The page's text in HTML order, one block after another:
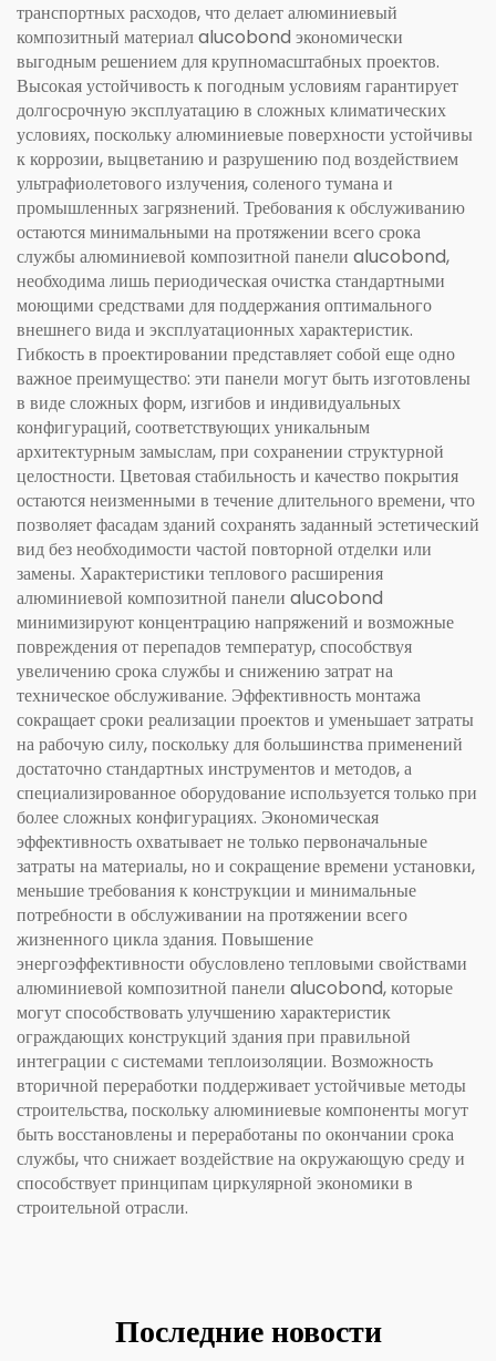
транспортных расходов, что делает алюминиевый
композитный материал alucobond экономически
выгодным решением для крупномасштабных проектов.
Высокая устойчивость к погодным условиям гарантирует
долгосрочную эксплуатацию в сложных климатических
условиях, поскольку алюминиевые поверхности устойчивы
к коррозии, выцветанию и разрушению под воздействием
ультрафиолетового излучения, соленого тумана и
промышленных загрязнений. Требования к обслуживанию
остаются минимальными на протяжении всего срока
службы алюминиевой композитной панели alucobond,
необходима лишь периодическая очистка стандартными
моющими средствами для поддержания оптимального
внешнего вида и эксплуатационных характеристик.
Гибкость в проектировании представляет собой еще одно
важное преимущество: эти панели могут быть изготовлены
в виде сложных форм, изгибов и индивидуальных
конфигураций, соответствующих уникальным
архитектурным замыслам, при сохранении структурной
целостности. Цветовая стабильность и качество покрытия
остаются неизменными в течение длительного времени, что
позволяет фасадам зданий сохранять заданный эстетический
вид без необходимости частой повторной отделки или
замены. Характеристики теплового расширения
алюминиевой композитной панели alucobond
минимизируют концентрацию напряжений и возможные
повреждения от перепадов температур, способствуя
увеличению срока службы и снижению затрат на
техническое обслуживание. Эффективность монтажа
сокращает сроки реализации проектов и уменьшает затраты
на рабочую силу, поскольку для большинства применений
достаточно стандартных инструментов и методов, а
специализированное оборудование используется только при
более сложных конфигурациях. Экономическая
эффективность охватывает не только первоначальные
затраты на материалы, но и сокращение времени установки,
меньшие требования к конструкции и минимальные
потребности в обслуживании на протяжении всего
жизненного цикла здания. Повышение
энергоэффективности обусловлено тепловыми свойствами
алюминиевой композитной панели alucobond, которые
могут способствовать улучшению характеристик
ограждающих конструкций здания при правильной
интеграции с системами теплоизоляции. Возможность
вторичной переработки поддерживает устойчивые методы
строительства, поскольку алюминиевые компоненты могут
быть восстановлены и переработаны по окончании срока
службы, что снижает воздействие на окружающую среду и
способствует принципам циркулярной экономики в
строительной отрасли.
Последние новости